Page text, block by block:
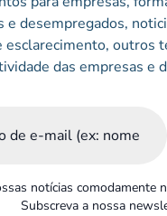
e desempregados,
esclarecimento, outros
das empresas e
notícias comodamente
Subscreva a nossa